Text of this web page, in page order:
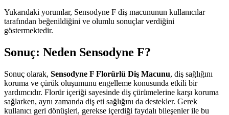
Yukarıdaki yorumlar, Sensodyne F diş macununun kullanıcılar
tarafından beğenildiğini ve olumlu sonuçlar verdiğini
göstermektedir.
Sonuç: Neden Sensodyne F?
Sonuç olarak, Sensodyne F Florürlü Diş Macunu, diş sağlığını
koruma ve çürük oluşumunu engelleme konusunda etkili bir
yardımcıdır. Florür içeriği sayesinde diş çürümelerine karşı koruma
sağlarken, aynı zamanda diş eti sağlığını da destekler. Gerek
kullanıcı geri dönüşleri, gerekse içerdiği faydalı bileşenler ile bu